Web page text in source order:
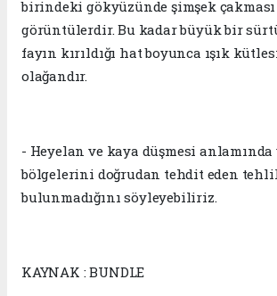
birindeki gökyüzünde şimşek
görüntülerdir. Bu kadar büyük bir
fayın kırıldığı hat boyunca ışık
olağandır.
- Heyelan ve kaya düşmesi
bölgelerini doğrudan tehdit eden
bulunmadığını söyleyebiliriz.
KAYNAK : BUNDLE